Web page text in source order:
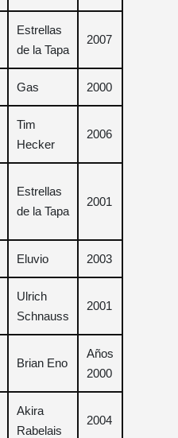
Estrellas
de la Tapa
2007
Gas 2000
Tim
Hecker
2006
Estrellas
de la Tapa
2001
Eluvio 2003
Ulrich
Schnauss
2001
Brian Eno
Años
2000
Akira
Rabelais
2004